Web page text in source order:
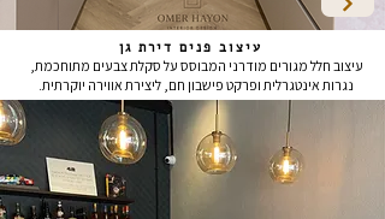
עיצוב פנים דירת גן
עיצוב חלל מגורים מודרני המבוסס על סקלת צבעים מתוחכמת,
נגרות אינטגרלית ופרקט פישבון חם, ליצירת אווירה יוקרתית.